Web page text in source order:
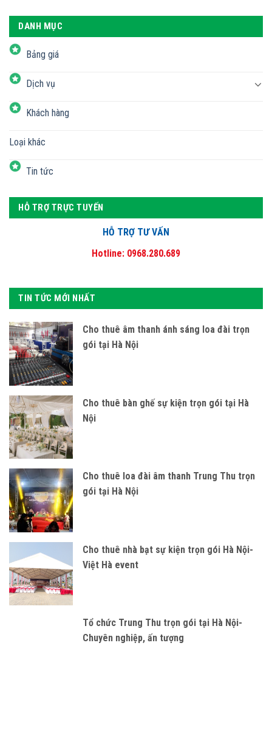
DANH MỤC
Bảng giá
Dịch vụ
Khách hàng
Loại khác
Tin tức
HỖ TRỢ TRỰC TUYẾN
HỖ TRỢ TƯ VẤN
Hotline: 0968.280.689
TIN TỨC MỚI NHẤT
Cho thuê âm thanh ánh sáng loa đài trọn
gói tại Hà Nội
Cho thuê bàn ghế sự kiện trọn gói tại Hà
Nội
Cho thuê loa đài âm thanh Trung Thu trọn
gói tại Hà Nội
Cho thuê nhà bạt sự kiện trọn gói Hà Nội-
Việt Hà event
Tổ chức Trung Thu trọn gói tại Hà Nội-
Chuyên nghiệp, ấn tượng